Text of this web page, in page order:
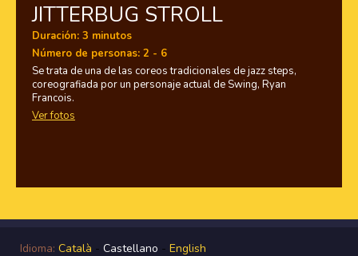
JITTERBUG STROLL
Duración: 3 minutos
Número de personas: 2 - 6
Se trata de una de las coreos tradicionales de jazz steps,
coreografiada por un personaje actual de Swing, Ryan
Francois.
Ver fotos
Idioma: Català - Castellano - English